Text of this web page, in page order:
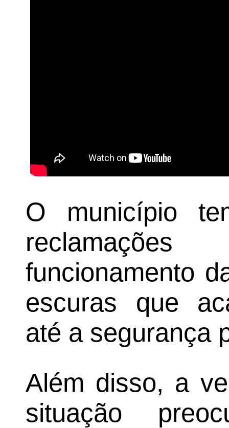
O município
funcionamento
escuras que
até a segurança
Além disso, a
situação